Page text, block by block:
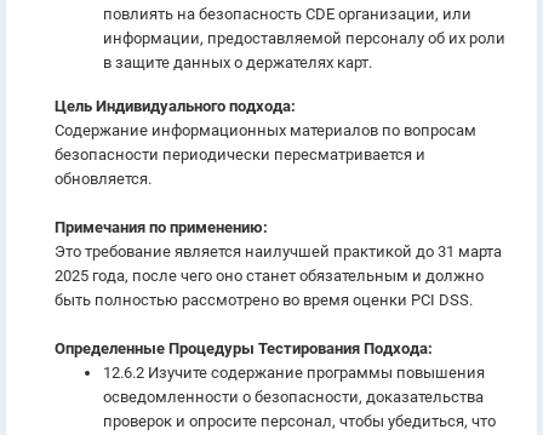
повлиять на безопасность CDE организации, или
информации, предоставляемой персоналу об их роли
в защите данных о держателях карт.
Цель Индивидуального подхода:
Содержание информационных материалов по вопросам
безопасности периодически пересматривается и
обновляется.
Примечания по применению:
Это требование является наилучшей практикой до 31 марта
2025 года, после чего оно станет обязательным и должно
быть полностью рассмотрено во время оценки PCI DSS.
Определенные Процедуры Тестирования Подхода:
12.6.2 Изучите содержание программы повышения
осведомленности о безопасности, доказательства
проверок и опросите персонал, чтобы убедиться, что